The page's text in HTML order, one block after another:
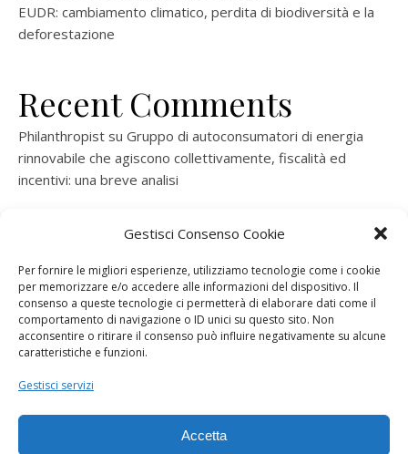
Gestisci Consenso Cookie
Per fornire le migliori esperienze, utilizziamo tecnologie come i cookie
per memorizzare e/o accedere alle informazioni del dispositivo. Il
consenso a queste tecnologie ci permetterà di elaborare dati come il
comportamento di navigazione o ID unici su questo sito. Non
acconsentire o ritirare il consenso può influire negativamente su alcune
caratteristiche e funzioni.
Gestisci servizi
Accetta
EUDR: cambiamento climatico, perdita di biodiversità e la
deforestazione
Recent Comments
Philanthropist su Gruppo di autoconsumatori di energia
rinnovabile che agiscono collettivamente, fiscalità ed
incentivi: una breve analisi
rinnovabile che agiscono collettivamente, fiscalità ed
ramatogelsuGruppo di autoconsumatori di energia
rinnovabile che agiscono collettivamente, fiscalità ed
incentivi: una breve analisi
consorzio per la produzione di energia elettrica